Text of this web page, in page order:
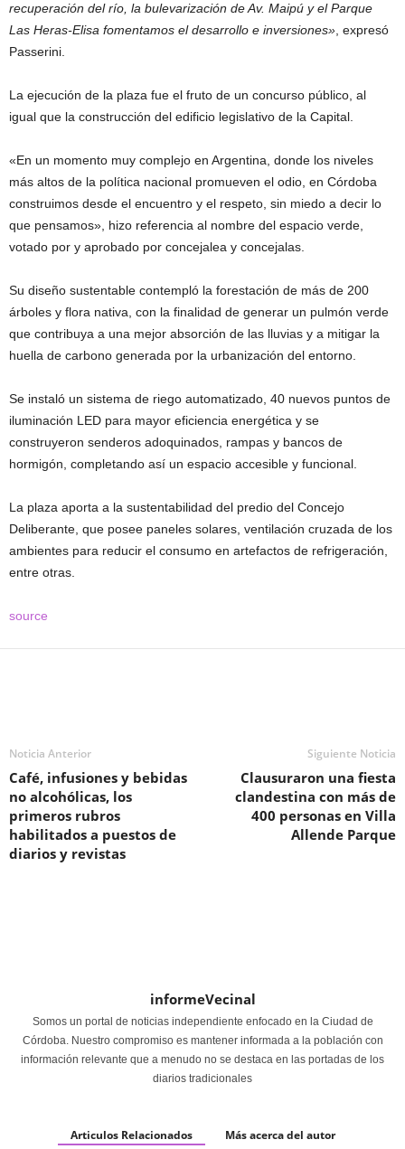
recuperación del río, la bulevarización de Av. Maipú y el Parque
Las Heras-Elisa fomentamos el desarrollo e inversiones», expresó
Passerini.
La ejecución de la plaza fue el fruto de un concurso público, al
igual que la construcción del edificio legislativo de la Capital.
«En un momento muy complejo en Argentina, donde los niveles
más altos de la política nacional promueven el odio, en Córdoba
construimos desde el encuentro y el respeto, sin miedo a decir lo
que pensamos», hizo referencia al nombre del espacio verde,
votado por y aprobado por concejalea y concejalas.
Su diseño sustentable contempló la forestación de más de 200
árboles y flora nativa, con la finalidad de generar un pulmón verde
que contribuya a una mejor absorción de las lluvias y a mitigar la
huella de carbono generada por la urbanización del entorno.
Se instaló un sistema de riego automatizado, 40 nuevos puntos de
iluminación LED para mayor eficiencia energética y se
construyeron senderos adoquinados, rampas y bancos de
hormigón, completando así un espacio accesible y funcional.
La plaza aporta a la sustentabilidad del predio del Concejo
Deliberante, que posee paneles solares, ventilación cruzada de los
ambientes para reducir el consumo en artefactos de refrigeración,
entre otras.
source
Noticia Anterior
Café, infusiones y bebidas
no alcohólicas, los
primeros rubros
habilitados a puestos de
diarios y revistas
Siguiente Noticia
Clausuraron una fiesta
clandestina con más de
400 personas en Villa
Allende Parque
informeVecinal
Somos un portal de noticias independiente enfocado en la Ciudad de
Córdoba. Nuestro compromiso es mantener informada a la población con
información relevante que a menudo no se destaca en las portadas de los
diarios tradicionales
Articulos Relacionados Más acerca del autor